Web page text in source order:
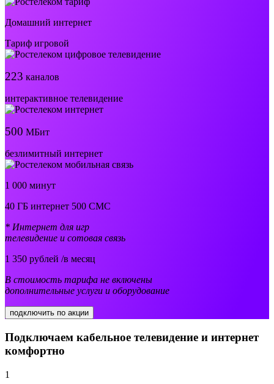
Домашний интернет
Тариф игровой
223 каналов
интерактивное телевидение
500 МБит
безлимитный интернет
1 000 минут
40 ГБ интернет 500 СМС
* Интернет для игр
телевидение и сотовая связь
1 350 рублей /в месяц
В стоимость тарифа не включены
дополнительные услуги и оборудование
подключить по акции
Подключаем кабельное телевидение и интернет
комфортно
1